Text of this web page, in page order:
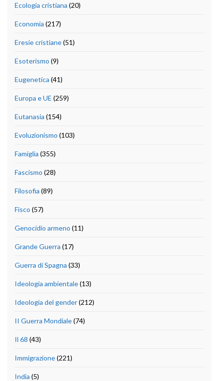
Ecologia cristiana (20)
Economia (217)
Eresie cristiane(51)
Esoterismo (9)
Eugenetica (41)
Europa e UE (259)
Eutanasia (154)
Evoluzionismo (103)
Famiglia (355)
Fascismo (28)
Filosofia (89)
Fisco (57)
Genocidio armeno (11)
Grande Guerra (17)
Guerra di Spagna (33)
Ideologia ambientale(13)
Ideologia del gender(212)
II Guerra Mondiale(74)
Il 68 (43)
Immigrazione(221)
India (5)